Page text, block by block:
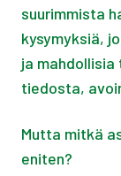
suurimmista
kysymyksiä,
ja
tiedosta,
Mutta mitkä
eniten?